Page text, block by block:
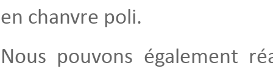
en chanvre poli.
Nous pouvons également